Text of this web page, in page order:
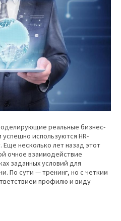
реальные бизнес-
используются HR-
несколько лет назад этот
очное взаимодействие
заданных условий для
По сути — тренинг, но с четким
профилю и виду